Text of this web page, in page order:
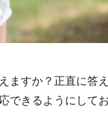
ますか？正直に答
きるようにして